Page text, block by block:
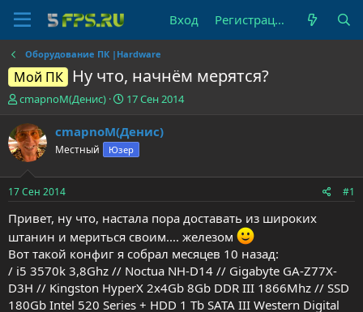
Вход Регистрация
Оборудование ПК |Hardware
Мой ПК Ну что, начнём мерятся?
А
т
о
р
е
м
ы
cmapnoM(Денис)
Д
т
а
н
л
17 Сен 2014
cmapnoM(Денис)
Местный Юзер
17 Сен 2014 #1
Привет, ну что, настала пора доставать из широких
штанин и мериться своим.... железом
Вот такой конфиг я собрал месяцев 10 назад:
/ i5 3570k 3,8Ghz // Noctua NH-D14 // Gigabyte GA-Z77X-
D3H // Kingston HyperX 2x4Gb 8Gb DDR III 1866Mhz // SSD
180Gb Intel 520 Series + HDD 1 Tb SATA III Western Digital